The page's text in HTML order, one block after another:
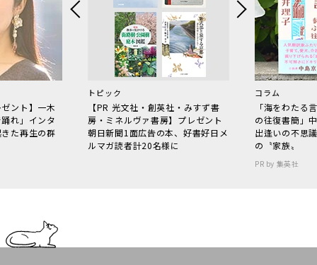
ント】一木
れ」インタ
た再生の群
トピック
【PR 光文社・創英社・みすず書
房・ミネルヴァ書房】プレゼント
朝日新聞1面広告の本、好書好日メ
ルマガ読者計20名様に
コラム
「海をわた
の往復書簡」
出逢いの不思
の〝家族〟
PR by 集英社